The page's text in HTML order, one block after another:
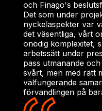
och Finago's
Det som under
nyckelaspekter var
det väsentliga, vårt
onödig komplexitet,
arbetssätt under
pass utmanande
svårt, men med rätt
välfungerande
förvandlingen på